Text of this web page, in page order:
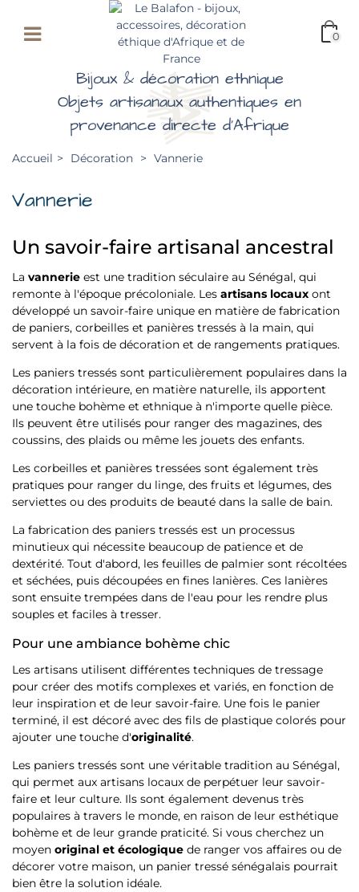
0
Bijoux & décoration ethnique
Objets artisanaux authentiques en
provenance directe d'Afrique
Accueil > Décoration > Vannerie
Vannerie
Un savoir-faire artisanal ancestral
La vannerie est une tradition séculaire au Sénégal, qui
remonte à l'époque précoloniale. Les artisans locaux ont
développé un savoir-faire unique en matière de fabrication
de paniers, corbeilles et panières tressés à la main, qui
servent à la fois de décoration et de rangements pratiques.
Les paniers tressés sont particulièrement populaires dans la
décoration intérieure, en matière naturelle, ils apportent
une touche bohème et ethnique à n'importe quelle pièce.
Ils peuvent être utilisés pour ranger des magazines, des
coussins, des plaids ou même les jouets des enfants.
Les corbeilles et panières tressées sont également très
pratiques pour ranger du linge, des fruits et légumes, des
serviettes ou des produits de beauté dans la salle de bain.
La fabrication des paniers tressés est un processus
minutieux qui nécessite beaucoup de patience et de
dextérité. Tout d'abord, les feuilles de palmier sont récoltées
et séchées, puis découpées en fines lanières. Ces lanières
sont ensuite trempées dans de l'eau pour les rendre plus
souples et faciles à tresser.
Pour une ambiance bohème chic
Les artisans utilisent différentes techniques de tressage
pour créer des motifs complexes et variés, en fonction de
leur inspiration et de leur savoir-faire. Une fois le panier
terminé, il est décoré avec des fils de plastique colorés pour
ajouter une touche d'originalité.
Les paniers tressés sont une véritable tradition au Sénégal,
qui permet aux artisans locaux de perpétuer leur savoir-
faire et leur culture. Ils sont également devenus très
populaires à travers le monde, en raison de leur esthétique
bohème et de leur grande praticité. Si vous cherchez un
moyen original et écologique de ranger vos affaires ou de
décorer votre maison, un panier tressé sénégalais pourrait
bien être la solution idéale.